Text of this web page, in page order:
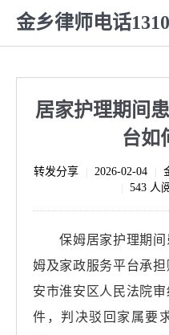
金乡律师电话
居家护理期间
台如
转发分享 2026-02-04
543 人
保姆居家护理期间
姆及家政服务平台承
安市淮安区人民法院
件，判决驳回家属要